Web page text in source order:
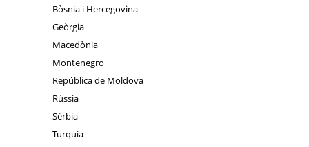
Bòsnia i Hercegovina
Geòrgia
Macedònia
Montenegro
República de Moldova
Rússia
Sèrbia
Turquia